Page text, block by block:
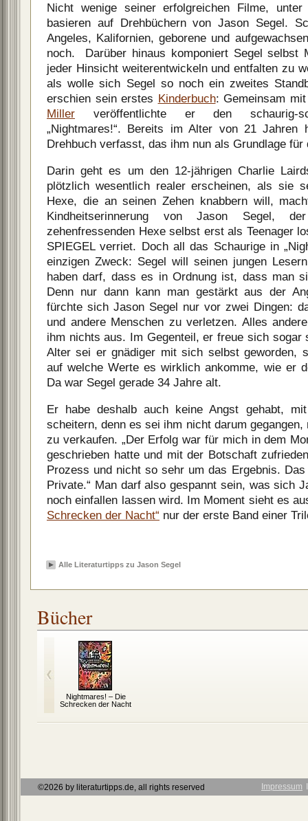
Nicht wenige seiner erfolgreichen Filme, unter
basieren auf Drehbüchern von Jason Segel.
Angeles, Kalifornien, geborene und
noch. Darüber hinaus komponiert Segel selbst
jeder Hinsicht weiterentwickeln und entfalten zu
als wolle sich Segel so noch ein zweites
erschien sein erstes Kinderbuch: Gemeinsam
Miller veröffentlichte er den schaurig-
„Nightmares!“. Bereits im Alter von 21 Jahren
Drehbuch verfasst, das ihm nun als Grundlage für
Darin geht es um den 12-jährigen Charlie
plötzlich wesentlich realer erscheinen, als sie
Hexe, die an seinen Zehen knabbern will,
Kindheitserinnerung von Jason Segel,
zehenfressenden Hexe selbst erst als Teenager
SPIEGEL verriet. Doch all das Schaurige in
einzigen Zweck: Segel will seinen jungen
haben darf, dass es in Ordnung ist, dass man
Denn nur dann kann man gestärkt aus der
fürchte sich Jason Segel nur vor zwei Dingen:
und andere Menschen zu verletzen. Alles
ihm nichts aus. Im Gegenteil, er freue sich sogar
Alter sei er gnädiger mit sich selbst geworden,
auf welche Werte es wirklich ankomme, wie er
Da war Segel gerade 34 Jahre alt.
Er habe deshalb auch keine Angst gehabt,
scheitern, denn es sei ihm nicht darum
zu verkaufen. „Der Erfolg war für mich in dem
geschrieben hatte und mit der Botschaft
Prozess und nicht so sehr um das Ergebnis.
Private.“ Man darf also gespannt sein, was sich
noch einfallen lassen wird. Im Moment sieht es
Schrecken der Nacht“ nur der erste Band einer
Alle Literaturtipps zu Jason Segel
Bücher
Nightmares! – Die
Schrecken der Nacht
©2026 by literaturtipps.de, all rights reserved Impressum